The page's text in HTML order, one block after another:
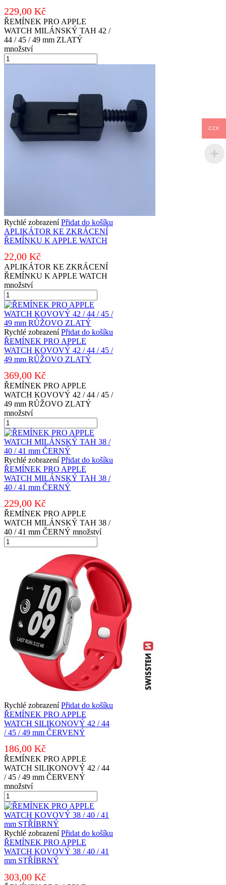
229,00 Kč
ŘEMÍNEK PRO APPLE
WATCH MILÁNSKÝ TAH 42 /
44 / 45 / 49 mm ZLATÝ
množství
Rychlé zobrazení Přidat do košíku
APLIKÁTOR KE ZKRÁCENÍ
ŘEMÍNKU K APPLE WATCH
22,00 Kč
APLIKÁTOR KE ZKRÁCENÍ
ŘEMÍNKU K APPLE WATCH
množství
Rychlé zobrazení Přidat do košíku
ŘEMÍNEK PRO APPLE
WATCH KOVOVÝ 42 / 44 / 45 /
49 mm RŮŽOVO ZLATÝ
369,00 Kč
ŘEMÍNEK PRO APPLE
WATCH KOVOVÝ 42 / 44 / 45 /
49 mm RŮŽOVO ZLATÝ
množství
Rychlé zobrazení Přidat do košíku
ŘEMÍNEK PRO APPLE
WATCH MILÁNSKÝ TAH 38 /
40 / 41 mm ČERNÝ
229,00 Kč
ŘEMÍNEK PRO APPLE
WATCH MILÁNSKÝ TAH 38 /
40 / 41 mm ČERNÝ množství
Rychlé zobrazení Přidat do košíku
ŘEMÍNEK PRO APPLE
WATCH SILIKONOVÝ 42 / 44
/ 45 / 49 mm ČERVENÝ
186,00 Kč
ŘEMÍNEK PRO APPLE
WATCH SILIKONOVÝ 42 / 44
/ 45 / 49 mm ČERVENÝ
množství
Rychlé zobrazení Přidat do košíku
ŘEMÍNEK PRO APPLE
WATCH KOVOVÝ 38 / 40 / 41
mm STŘÍBRNÝ
303,00 Kč
CZK